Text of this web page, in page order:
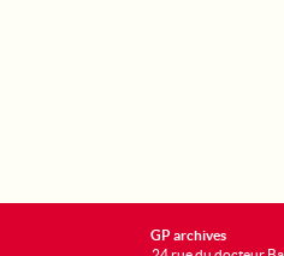
GP archives